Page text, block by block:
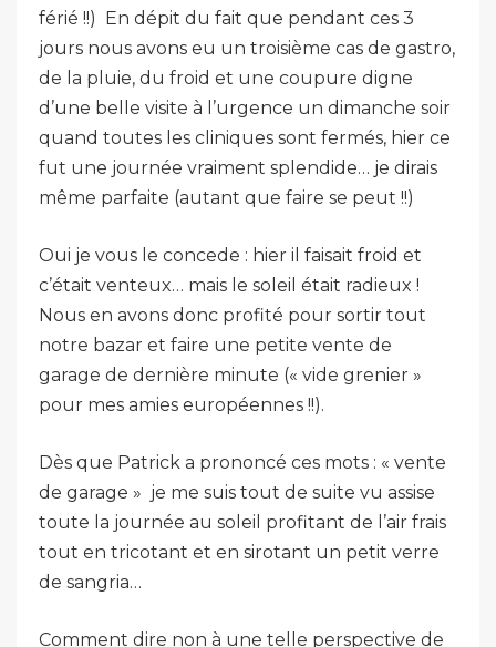
férié !!) En dépit du fait que pendant ces 3
jours nous avons eu un troisième cas de gastro,
de la pluie, du froid et une coupure digne
d’une belle visite à l’urgence un dimanche soir
quand toutes les cliniques sont fermés, hier ce
fut une journée vraiment splendide… je dirais
même parfaite (autant que faire se peut !!)
Oui je vous le concede : hier il faisait froid et
c’était venteux… mais le soleil était radieux !
Nous en avons donc profité pour sortir tout
notre bazar et faire une petite vente de
garage de dernière minute (« vide grenier »
pour mes amies européennes !!).
Dès que Patrick a prononcé ces mots : « vente
de garage » je me suis tout de suite vu assise
toute la journée au soleil profitant de l’air frais
tout en tricotant et en sirotant un petit verre
de sangria…
Comment dire non à une telle perspective de